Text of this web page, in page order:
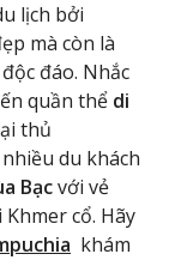
lịch bởi
mà còn là
đáo. Nhắc
quần thể di
thủ
du khách
Bạcvới vẻ
cổ. Hãy
khám